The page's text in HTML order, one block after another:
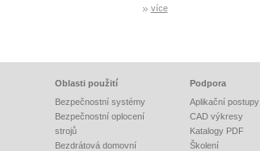
více
Oblasti použití
Bezpečnostní systémy
Bezpečnostní oplocení
strojů
Bezdrátová domovní
Podpora
Aplikační postupy
CAD výkresy
Katalogy PDF
Školení